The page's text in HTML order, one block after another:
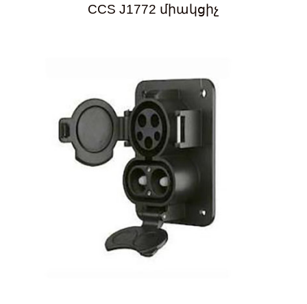
CCS J1772 միակցիչ